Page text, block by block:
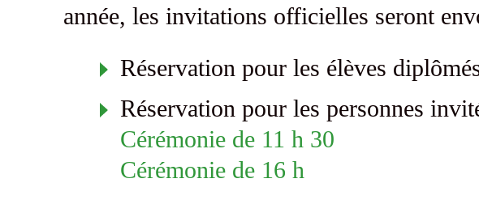
année, les invitations officielles seront
Réservation pour les élèves
Réservation pour les personnes
Cérémonie de 11 h 30
Cérémonie de 16 h